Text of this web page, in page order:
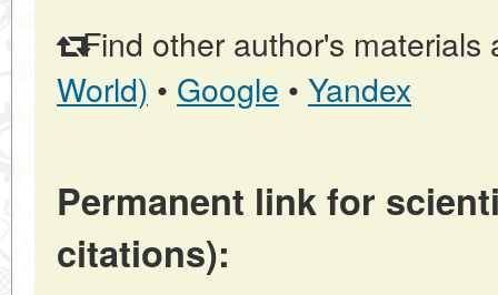
Find other author's materials
World) • Google • Yandex
Permanent link for
citations):